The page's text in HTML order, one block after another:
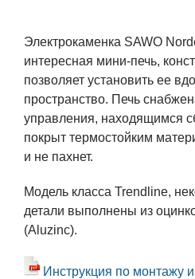
Электрокаменка SAWO
интересная мини-печь,
позволяет установить ее
пространство. Печь
управления, находящимся
покрыт термостойким
и не пахнет.
Модель класса Trendline,
детали выполнены из
(Aluzinc).
Инструкция по монтажу и